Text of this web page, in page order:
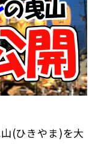
(ひきやま)を大